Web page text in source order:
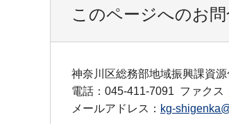
このページへのお
神奈川区総務部地域振興課資源
電話：045-411-7091 ファクス
メールアドレス： kg-